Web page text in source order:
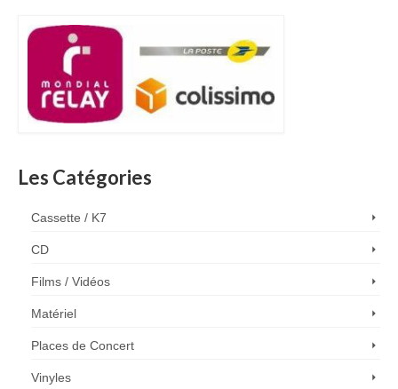
Les Catégories
Cassette / K7
CD
Films / Vidéos
Matériel
Places de Concert
Vinyles